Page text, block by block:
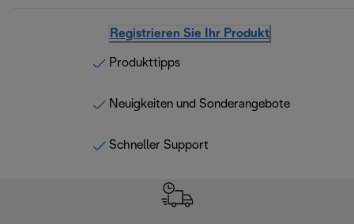
Registrieren Sie Ihr Produkt
Produkttipps
Neuigkeiten und Sonderangebote
Schneller Support